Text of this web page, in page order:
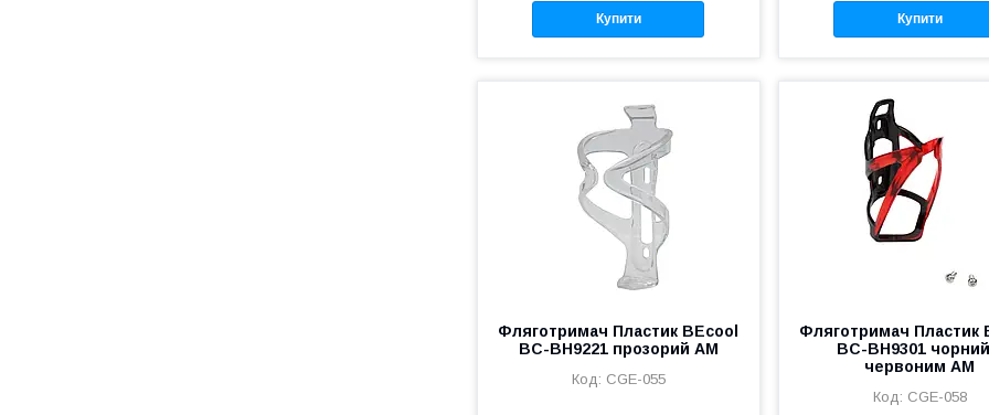
Купити Купити
Фляготримач Пластик BEcool
BC-BH9221 прозорий AM
CGE-055
Фляготримач Пластик
BC-BH9301
червоним AM
CGE-058